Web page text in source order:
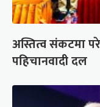
अस्तित्व संकटमा
पहिचानवादी दल